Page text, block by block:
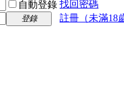
自動登錄 找回密碼
登錄 註冊（未滿18